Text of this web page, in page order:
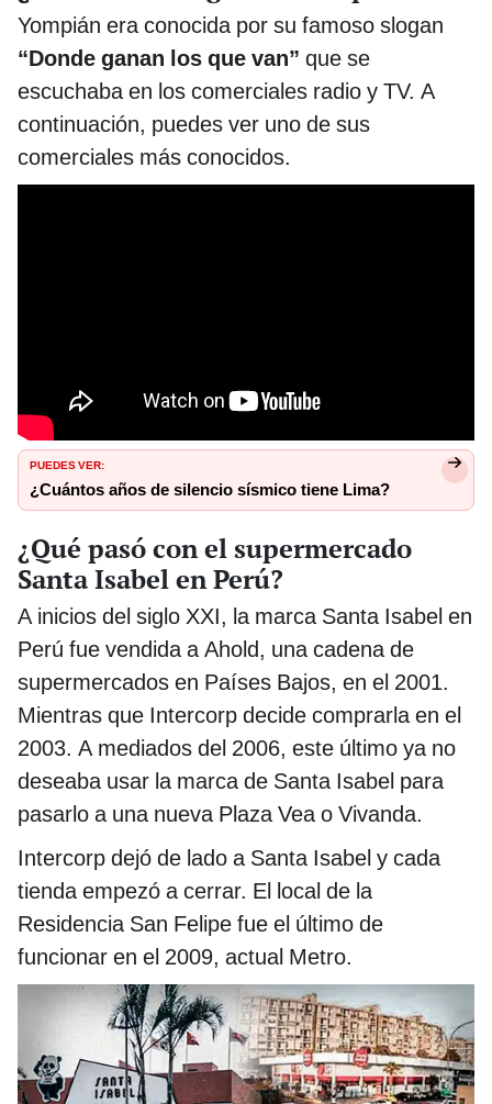
Yompián era conocida por su famoso slogan
“Donde ganan los que van” que se
escuchaba en los comerciales radio y TV. A
continuación, puedes ver uno de sus
comerciales más conocidos.
PUEDES VER:
¿Cuántos años de silencio sísmico tiene Lima?
¿Qué pasó con el supermercado
Santa Isabel en Perú?
A inicios del siglo XXI, la marca Santa Isabel en
Perú fue vendida a Ahold, una cadena de
supermercados en Países Bajos, en el 2001.
Mientras que Intercorp decide comprarla en el
2003. A mediados del 2006, este último ya no
deseaba usar la marca de Santa Isabel para
pasarlo a una nueva Plaza Vea o Vivanda.
Intercorp dejó de lado a Santa Isabel y cada
tienda empezó a cerrar. El local de la
Residencia San Felipe fue el último de
funcionar en el 2009, actual Metro.